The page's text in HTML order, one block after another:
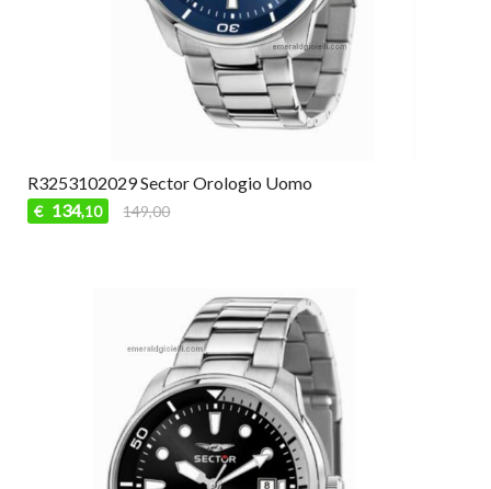
R3253102029 Sector Orologio Uomo
€ 134,10 149,00